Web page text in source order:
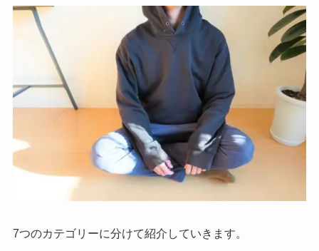
7つのカテゴリーに分けて紹介していきます。